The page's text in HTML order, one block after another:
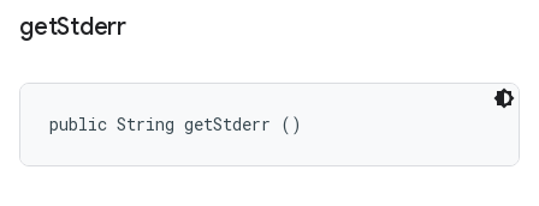
getStderr
public String getStderr ()